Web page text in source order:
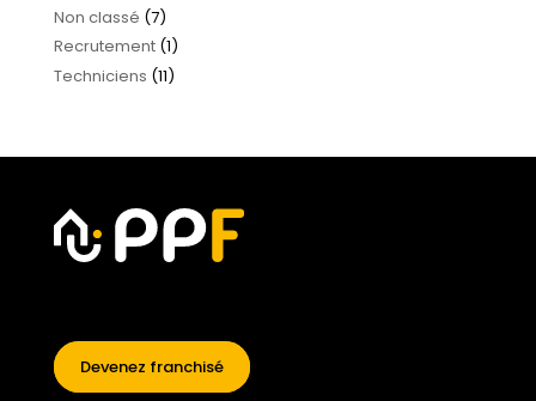
Non classé (7)
Recrutement(1)
Techniciens (11)
Devenez franchisé